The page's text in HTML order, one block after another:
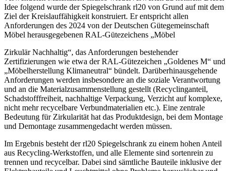
Idee folgend wurde der Spiegelschrank rl20 von Grund auf mit dem
Ziel der Kreislauffähigkeit konstruiert. Er entspricht allen
Anforderungen des 2024 von der Deutschen Gütegemeinschaft
Möbel herausgegebenen RAL-Gütezeichens „Möbel
Zirkulär Nachhaltig“, das Anforderungen bestehender
Zertifizierungen wie etwa der RAL-Gütezeichen „Goldenes M“ und
„Möbelherstellung Klimaneutral“ bündelt. Darüberhinausgehende
Anforderungen werden insbesondere an die soziale Verantwortung
und an die Materialzusammenstellung gestellt (Recyclinganteil,
Schadstofffreiheit, nachhaltige Verpackung, Verzicht auf komplexe,
nicht mehr recycelbare Verbundmaterialien etc.). Eine zentrale
Bedeutung für Zirkularität hat das Produktdesign, bei dem Montage
und Demontage zusammengedacht werden müssen.
Im Ergebnis besteht der rl20 Spiegelschrank zu einem hohen Anteil
aus Recycling-Werkstoffen, und alle Elemente sind sortenrein zu
trennen und recycelbar. Dabei sind sämtliche Bauteile inklusive der